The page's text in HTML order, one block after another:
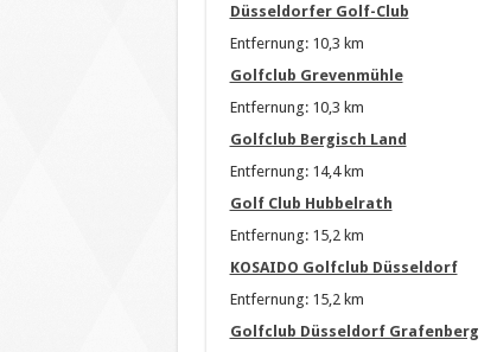
Düsseldorfer Golf-Club
Entfernung: 10,3 km
Golfclub Grevenmühle
Entfernung: 10,3 km
Golfclub Bergisch Land
Entfernung: 14,4 km
Golf Club Hubbelrath
Entfernung: 15,2 km
KOSAIDO Golfclub Düsseldorf
Entfernung: 15,2 km
Golfclub Düsseldorf Grafenberg